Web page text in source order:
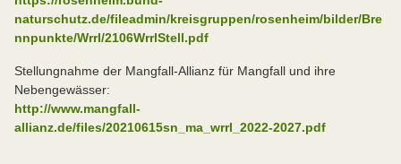
naturschutz.de/fileadmin/kreisgruppen/rosenheim/bilder/Bre
nnpunkte/Wrrl/2106WrrlStell.pdf
Stellungnahme der Mangfall-Allianz für Mangfall und ihre
Nebengewässer:
http://www.mangfall-
allianz.de/files/20210615sn_ma_wrrl_2022-2027.pdf